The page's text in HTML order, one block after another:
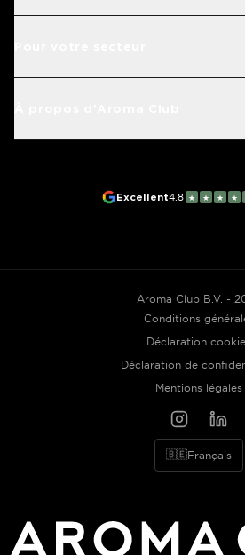
Excellent4.8 ★ ★ ★ ★
Aroma Club B.V. -
Conditions
Déclaration
Déclaration de
Mentions légales
🇧🇪Français